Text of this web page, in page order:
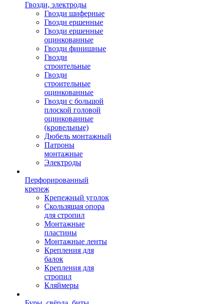
Гвозди, электроды
Гвозди шиферные
Гвозди ершенные
Гвозди ершенные
оцинкованные
Гвозди финишные
Гвозди
строительные
Гвозди
строительные
оцинкованные
Гвозди с большой
плоской головой
оцинкованные
(кровельные)
Дюбель монтажный
Патроны
монтажные
Электроды
Перфорированный
крепеж
Крепежный уголок
Скользящая опора
для стропил
Монтажные
пластины
Монтажные ленты
Крепления для
балок
Крепления для
стропил
Кляймеры